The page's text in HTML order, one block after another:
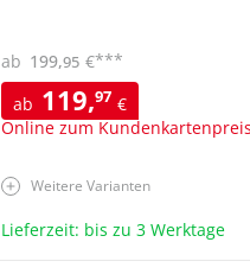
ab 119,97 €
Online zum
ab 199,95 €***
Weitere Varianten
Lieferzeit: bis zu 3 Werktage